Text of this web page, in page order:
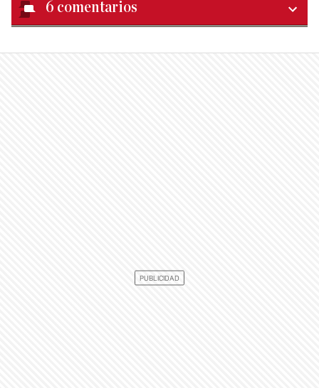
6 comentarios